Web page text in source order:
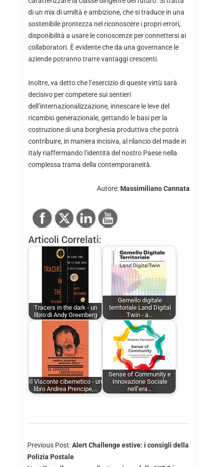
di un mix di umiltà e ambizione, che si traduce in una
sostenibile prontezza nel riconoscere i propri errori,
disponibilità a usare le conoscenze per connettersi ai
collaboratori. È evidente che da una governance le
aziende potranno trarre vantaggi crescenti.
Inoltre, va detto che l’esercizio di queste virtù sarà
decisivo per competere sui sentieri
dell’internazionalizzazione, innescare le leve del
ricambio generazionale, gettando le basi per la
costruzione di una borghesia produttiva che potrà
contribuire, in maniera incisiva, al rilancio del made in
Italy riaffermando l’identità del nostro Paese nella
complessa trama della contemporaneità.
Autore: Massimiliano Cannata
Articoli Correlati:
Tracers in the dark - un
libro di Andy Greenberg
Gemello digitale
territoriale Land Digital
Twin - a…
Il Visconte cibernetico - un
libro Andrea Prencipe,…
Sense of Community e
Innovazione Sociale
nell’era…
Previous Post:Alert Challenge estive: i consigli della
Polizia Postale